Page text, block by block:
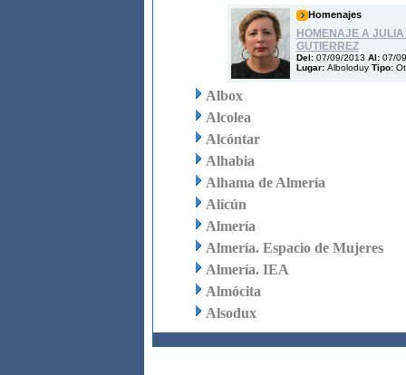
Homenajes
HOMENAJE A
GUTIERREZ
Del: 07/09/2013 Al: 07/
Lugar: AlboloduyTipo:
Albox
Alcolea
Alcóntar
Alhabia
Alhama de Almería
Alicún
Almería
Almería. Espacio de Mujeres
Almería. IEA
Almócita
Alsodux